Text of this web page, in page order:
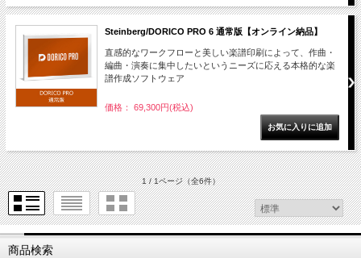
Steinberg/DORICO PRO 6 通常版【オンライン納品】
直感的なワークフローと美しい楽譜印刷によって、作曲・
編曲・演奏に集中したいというニーズに応える本格的な楽
譜作成ソフトウェア
価格： 69,300円(税込)
1 / 1ページ（全6件）
商品検索